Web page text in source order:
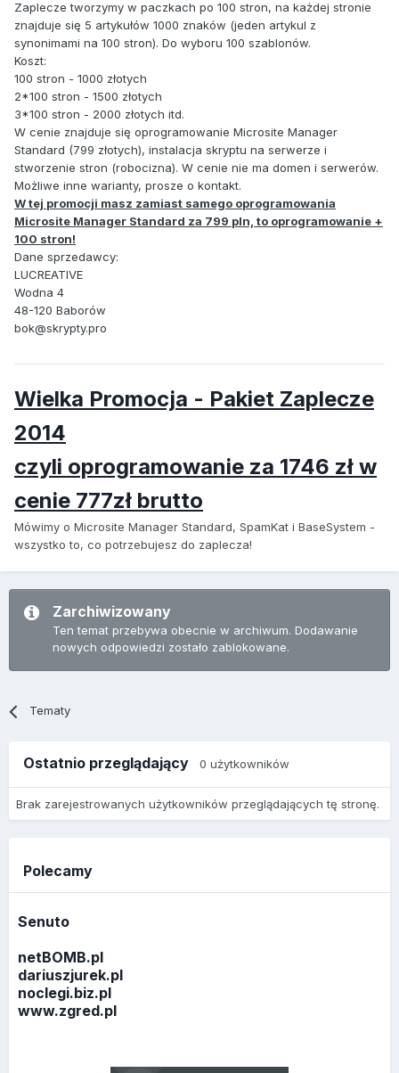
Zaplecze tworzymy w paczkach po 100 stron, na każdej stronie
znajduje się 5 artykułów 1000 znaków (jeden artykul z
synonimami na 100 stron). Do wyboru 100 szablonów.
Koszt:
100 stron - 1000 złotych
2*100 stron - 1500 złotych
3*100 stron - 2000 złotych itd.
W cenie znajduje się oprogramowanie Microsite Manager
Standard (799 złotych), instalacja skryptu na serwerze i
stworzenie stron (robocizna). W cenie nie ma domen i serwerów.
Możliwe inne warianty, prosze o kontakt.
W tej promocji masz zamiast samego oprogramowania
Microsite Manager Standard za 799 pln, to oprogramowanie +
100 stron!
Dane sprzedawcy:
LUCREATIVE
Wodna 4
48-120 Baborów
bok@skrypty.pro
Wielka Promocja - Pakiet Zaplecze
2014
czyli oprogramowanie za 1746 zł w
cenie 777zł brutto
Mówimy o Microsite Manager Standard, SpamKat i BaseSystem -
wszystko to, co potrzebujesz do zaplecza!
Zarchiwizowany
Ten temat przebywa obecnie w archiwum. Dodawanie
nowych odpowiedzi zostało zablokowane.
Tematy
Ostatnio przeglądający 0 użytkowników
Brak zarejestrowanych użytkowników przeglądających tę stronę.
Polecamy
Senuto
netBOMB.pl
dariuszjurek.pl
noclegi.biz.pl
www.zgred.pl